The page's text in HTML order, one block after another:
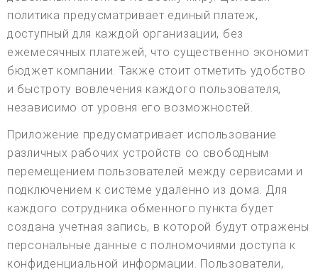
политика предусматривает единый платеж,
доступный для каждой организации, без
ежемесячных платежей, что существенно экономит
бюджет компании. Также стоит отметить удобство
и быстроту вовлечения каждого пользователя,
независимо от уровня его возможностей.
Приложение предусматривает использование
различных рабочих устройств со свободным
перемещением пользователей между сервисами и
подключением к системе удаленно из дома. Для
каждого сотрудника обменного пункта будет
создана учетная запись, в которой будут отражены
персональные данные с полномочиями доступа к
конфиденциальной информации. Пользователи,